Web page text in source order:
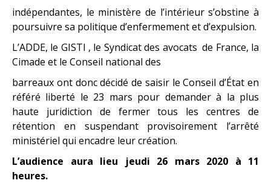
indépendantes, le ministère de l’intérieur s’obstine à
poursuivre sa politique d’enfermement et d’expulsion.
L’ADDE, le GISTI , le Syndicat des avocats de France, la
Cimade et le Conseil national des
barreaux ont donc décidé de saisir le Conseil d’État en
référé liberté le 23 mars pour demander à la plus
haute juridiction de fermer tous les centres de
rétention en suspendant provisoirement l’arrêté
ministériel qui encadre leur création.
L’audience aura lieu jeudi 26 mars 2020 à 11
heures.